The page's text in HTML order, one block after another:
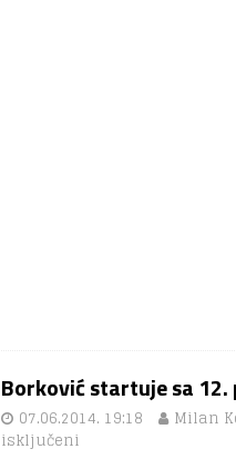
Borković startuje sa 12.
07.06.2014. 19:18 Milan
isključeni